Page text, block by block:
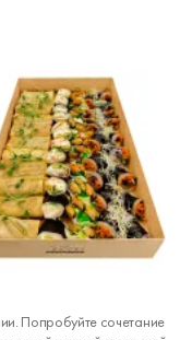
Попробуйте сочетание